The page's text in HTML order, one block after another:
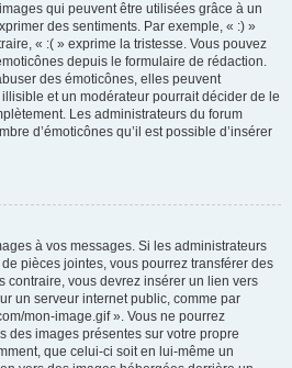
qui peuvent être utilisées grâce à un
des sentiments. Par exemple, « :) »
« :( » exprime la tristesse. Vous pouvez
depuis le formulaire de rédaction.
des émoticônes, elles peuvent
et un modérateur pourrait décider de le
Les administrateurs du forum
d’émoticônes qu’il est possible d’insérer
à vos messages. Si les administrateurs
pièces jointes, vous pourrez transférer des
contraire, vous devrez insérer un lien vers
un serveur internet public, comme par
mon-image.gif ». Vous ne pourrez
des images présentes sur votre propre
que celui-ci soit en lui-même un